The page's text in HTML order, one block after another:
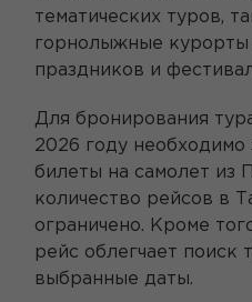
тематических туров,
горнолыжные
праздников и
Для бронирования
2026 году необходимо
билеты на самолет из
количество рейсов в
ограничено. Кроме
рейс облегчает поиск
выбранные даты.